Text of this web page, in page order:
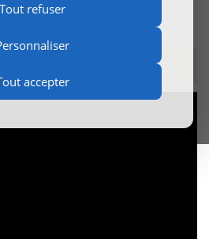
Tout refuser
accepter